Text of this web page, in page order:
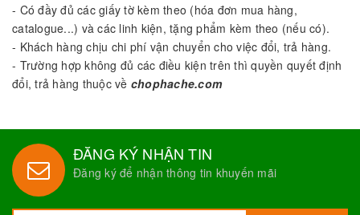
- Có đầy đủ các giấy tờ kèm theo (hóa đơn mua hàng,
catalogue...) và các linh kiện, tặng phẩm kèm theo (nếu có).
- Khách hàng chịu chi phí vận chuyển cho việc đổi, trả hàng.
- Trường hợp không đủ các điều kiện trên thì quyền quyết định
đổi, trả hàng thuộc về chophache.com
ĐĂNG KÝ NHẬN TIN
Đăng ký để nhận thông tin khuyến mãi